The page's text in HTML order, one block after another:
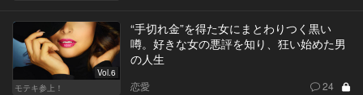
Vol.6
モテキ参上！
“手切れ金”を得た女にまとわりつく黒い
噂。好きな女の悪評を知り、狂い始めた男
の人生
恋愛 24